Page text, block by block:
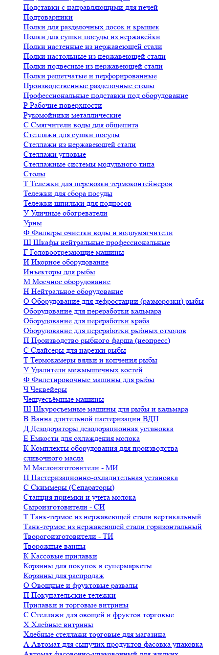
Подставки с направляющими для печей
Подтоварники
Полки для разделочных досок и крышек
Полки для сушки посуды из нержавейки
Полки настенные из нержавеющей стали
Полки настольные из нержавеющей стали
Полки подвесные из нержавеющей стали
Полки решетчатые и перфорированные
Производственные разделочные столы
Профессиональные подставки под оборудование
Р Рабочие поверхности
Рукомойники металлические
С Смягчители воды для общепита
Стеллажи для сушки посуды
Стеллажи из нержавеющей стали
Стеллажи угловые
Стеллажные системы модульного типа
Столы
Т Тележки для перевозки термоконтейнеров
Тележки для сбора посуды
Тележки шпильки для подносов
У Уличные обогреватели
Урны
Ф Фильтры очистки воды и водоумягчители
Ш Шкафы нейтральные профессиональные
Г Головоотрезающие машины
И Икорное оборудование
Инъекторы для рыбы
М Моечное оборудование
Н Нейтральное оборудование
О Оборудование для дефростации (разморозки) рыбы
Оборудование для переработки кальмара
Оборудование для переработки краба
Оборудование для переработки рыбных отходов
П Производство рыбного фарша (неопресс)
С Слайсеры для нарезки рыбы
Т Термокамеры вялки и копчения рыбы
У Удалители межмышечных костей
Ф Филетировочные машины для рыбы
ЧЧеквейеры
Чешуесъёмные машины
Ш Шкуросъемные машины для рыбы и кальмара
В Ванна длительной пастеризации ВДП
Д Дезодораторы дезодорационная установка
Е Емкости для охлаждения молока
К Комплекты оборудования для производства
сливочного масла
М Маслоизготовители - МИ
П Пастеризационно-охладительная установка
С Скиммеры (Сепараторы)
Станция приемки и учета молока
Сыроизготовители - СИ
Т Танк-термос из нержавеющей стали вертикальный
Танк-термос из нержавеющей стали горизонтальный
Творогоизготовители - ТИ
Творожные ванны
К Кассовые прилавки
Корзины для покупок в супермаркеты
Корзины для распродаж
О Овощные и фруктовые развалы
П Покупательские тележки
Прилавки и торговые витрины
С Стеллажи для овощей и фруктов торговые
Х Хлебные витрины
Хлебные стеллажи торговые для магазина
А Автомат для сыпучих продуктов фасовка упаковка